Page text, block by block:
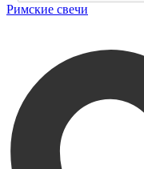
Римские свечи